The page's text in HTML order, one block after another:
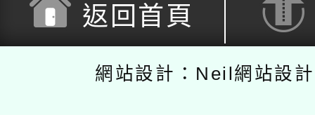
返回首頁
網站設計：Neil網站設